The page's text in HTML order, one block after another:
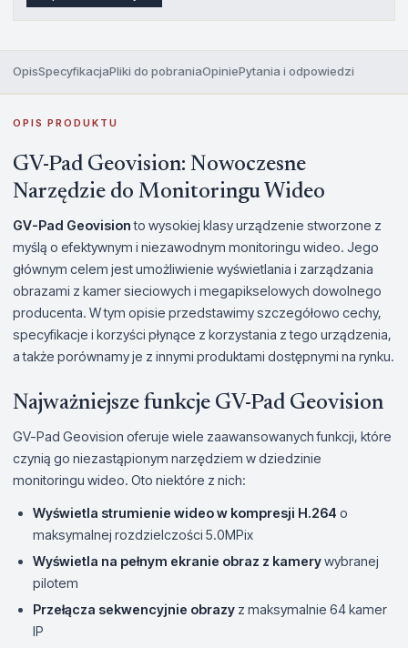
OpisSpecyfikacjaPliki do pobraniaOpiniePytania i odpowiedzi
OPIS PRODUKTU
GV-Pad Geovision: Nowoczesne
Narzędzie do Monitoringu Wideo
GV-Pad Geovisionto wysokiej klasy urządzenie stworzone z
myślą o efektywnym i niezawodnym monitoringu wideo. Jego
głównym celem jest umożliwienie wyświetlania i zarządzania
obrazami z kamer sieciowych i megapikselowych dowolnego
producenta. W tym opisie przedstawimy szczegółowo cechy,
specyfikacje i korzyści płynące z korzystania z tego urządzenia,
a także porównamy je z innymi produktami dostępnymi na rynku.
Najważniejsze funkcje GV-Pad Geovision
GV-Pad Geovision oferuje wiele zaawansowanych funkcji, które
czynią go niezastąpionym narzędziem w dziedzinie
monitoringu wideo. Oto niektóre z nich:
Wyświetla strumienie wideo w kompresji H.264 o
maksymalnej rozdzielczości 5.0MPix
Wyświetla na pełnym ekranie obraz z kamerywybranej
pilotem
Przełącza sekwencyjnie obrazy z maksymalnie 64 kamer
IP